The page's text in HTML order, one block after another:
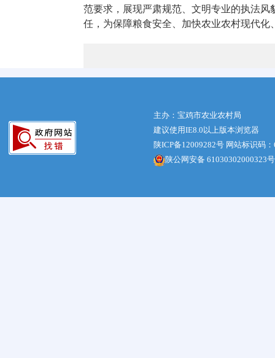
范要求，展现严肃规范、文明专业的执法
任，为保障粮食安全、加快农业农村现代
主办：宝鸡市农业农村局
建议使用IE8.0以上版本浏览器
陕ICP备12009282号 网站标识码
陕公网安备 61030302000323号